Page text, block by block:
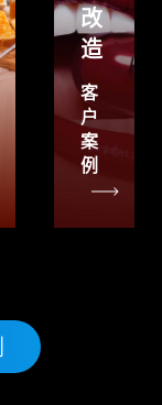
改
造
客
户
案
例